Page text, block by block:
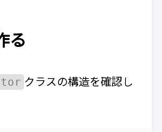
る
クラスの構造を確認し